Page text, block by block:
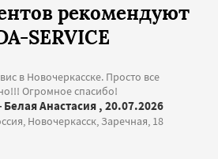
рекомендуют
SERVICE
в Новочеркасске. Просто все
Огромное спасибо!
Анастасия , 20.07.2026
Новочеркасск, Заречная, 18